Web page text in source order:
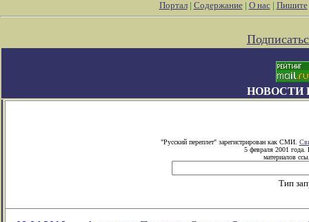
Портал| Содержание| О нас| Пишите
НОВОСТИ
"Русский переплет" зарегистрирован как СМИ.
5 февраля 2001 года.
материалов
Тип